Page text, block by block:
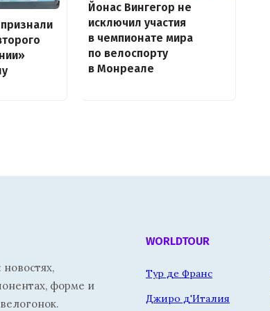
Йонас Вингегор не
исключил участия
в чемпионате мира
по велоспорту
в Монреале
форме и
WORLDTOUR
Тур де Франс
Джиро д'Италия